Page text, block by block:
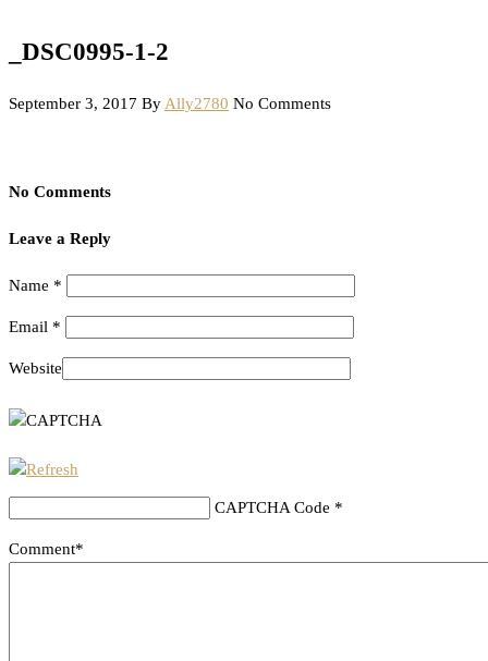
_DSC0995-1-2
September 3, 2017 By Ally2780 No Comments
No Comments
Leave a Reply
Name *
Email *
Website
CAPTCHA Code *
Comment*